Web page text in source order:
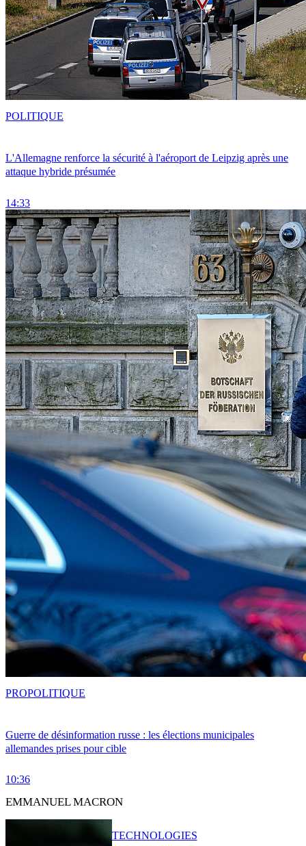
L'Allemagne renforce la sécurité à l'aéroport de Leipzig après une
attaque hybride présumée
14:33
POLITIQUE
Guerre de désinformation russe : les élections municipales
allemandes prises pour cible
10:36
PROPOLITIQUE
EMMANUEL MACRON
TECHNOLOGIES